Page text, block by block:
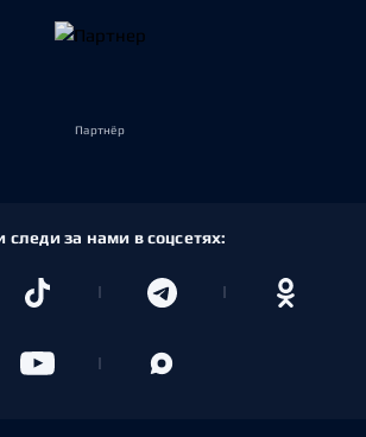
Партнёр
за нами в соцсетях: